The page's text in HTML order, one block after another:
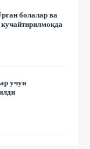
болалар ва
учун